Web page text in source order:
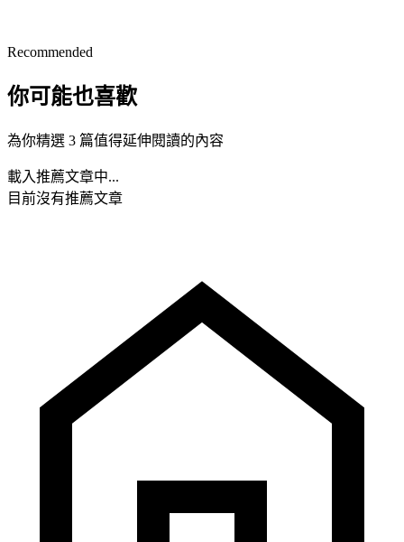
Recommended
你可能也喜歡
為你精選 3 篇值得延伸閱讀的內容
載入推薦文章中...
目前沒有推薦文章